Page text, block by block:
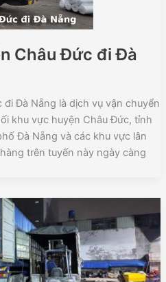
Châu Đức đi Đà
Đà Nẵng là dịch vụ vận chuyển
khu vực huyện Châu Đức, tỉnh
Đà Nẵng và các khu vực lân
trên tuyến này ngày càng